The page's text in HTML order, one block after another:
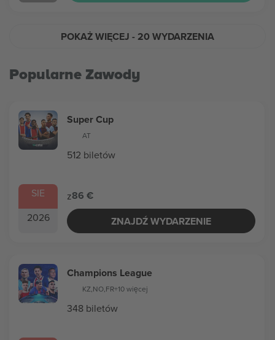
POKAŻ WIĘCEJ - 20 WYDARZENIA
Popularne Zawody
SIE
2026
Super Cup
AT
512 biletów
z86 €
ZNAJDŹ WYDARZENIE
Champions League
KZ,NO,FR+10 więcej
348 biletów